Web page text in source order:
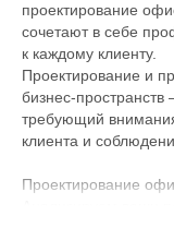
проектирование
сочетают в себе
к каждому клиенту.
Проектирование и
бизнес-
требующий
клиента и
Проектирование
задач проекта.